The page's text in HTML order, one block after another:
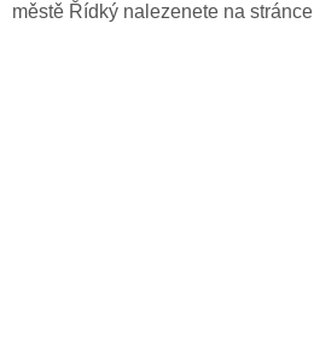
městě Řídký nalezenete na stránce